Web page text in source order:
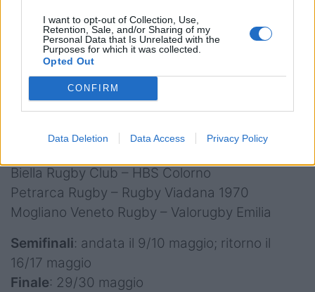
I want to opt-out of Collection, Use,
Retention, Sale, and/or Sharing of my
Personal Data that Is Unrelated with the
Purposes for which it was collected.
Opted Out
CONFIRM
Data Deletion Data Access Privacy Policy
Valorugby Emilia – Petrarca Rugby
Rangers Vicenza – Mogliano Veneto Rugby
9° turno
And. 24 gennaio ore 14:30; Rit. 25 aprile ore
15:30
Fiamme Oro Rugby – Femi CZ Rugby Rovigo
Biella Rugby Club – HBS Colorno
Petrarca Rugby – Rugby Viadana 1970
Mogliano Veneto Rugby – Valorugby Emilia
Semifinali: andata il 9/10 maggio; ritorno il
16/17 maggio
Finale: 29/30 maggio